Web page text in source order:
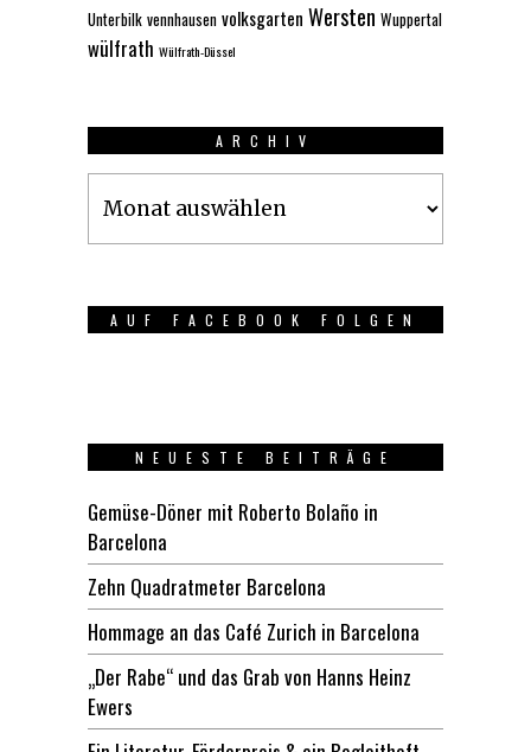
Unterbilk vennhausen volksgarten Wersten Wuppertal
wülfrath Wülfrath-Düssel
ARCHIV
AUF FACEBOOK FOLGEN
NEUESTE BEITRÄGE
Gemüse-Döner mit Roberto Bolaño in
Barcelona
Zehn Quadratmeter Barcelona
Hommage an das Café Zurich in Barcelona
„Der Rabe“ und das Grab von Hanns Heinz
Ewers